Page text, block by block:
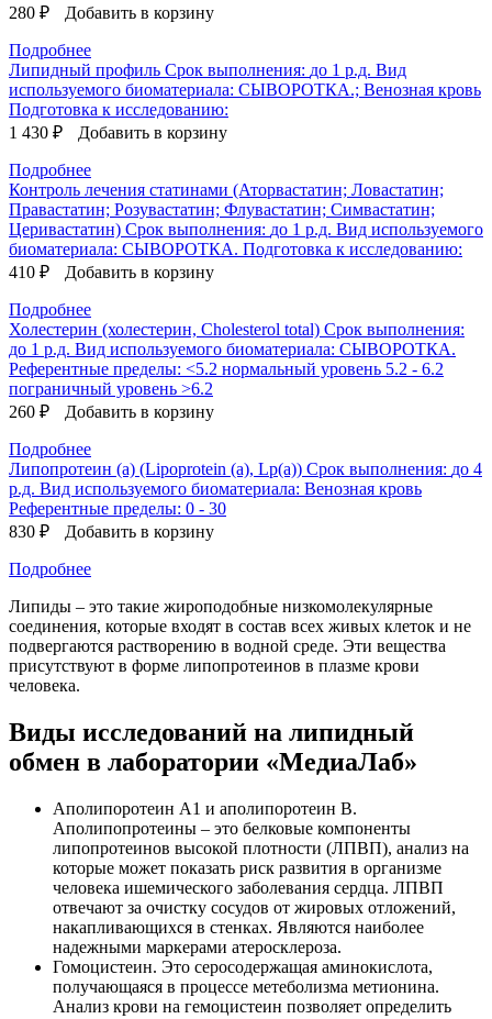
280 ₽
Добавить в корзину
Подробнее
Липидный профиль Срок выполнения: до 1 р.д. Вид
используемого биоматериала: СЫВОРОТКА.; Венозная кровь
Подготовка к исследованию:
1 430 ₽
Добавить в корзину
Подробнее
Контроль лечения статинами (Аторвастатин; Ловастатин;
Правастатин; Розувастатин; Флувастатин; Симвастатин;
Церивастатин) Срок выполнения: до 1 р.д. Вид используемого
биоматериала: СЫВОРОТКА. Подготовка к исследованию:
410 ₽
Добавить в корзину
Подробнее
Холестерин (холестерин, Cholesterol total) Срок выполнения:
до 1 р.д. Вид используемого биоматериала: СЫВОРОТКА.
Референтные пределы: <5.2 нормальный уровень 5.2 - 6.2
пограничный уровень >6.2
260 ₽
Добавить в корзину
Подробнее
Липопротеин (a) (Lipoprotein (a), Lp(a)) Срок выполнения: до 4
р.д. Вид используемого биоматериала: Венозная кровь
Референтные пределы: 0 - 30
830 ₽
Добавить в корзину
Подробнее
Липиды – это такие жироподобные низкомолекулярные
соединения, которые входят в состав всех живых клеток и не
подвергаются растворению в водной среде. Эти вещества
присутствуют в форме липопротеинов в плазме крови
человека.
Виды исследований на липидный
обмен в лаборатории «МедиаЛаб»
Аполипоротеин А1 и аполипоротеин В.
Аполипопротеины – это белковые компоненты
липопротеинов высокой плотности (ЛПВП), анализ на
которые может показать риск развития в организме
человека ишемического заболевания сердца. ЛПВП
отвечают за очистку сосудов от жировых отложений,
накапливающихся в стенках. Являются наиболее
надежными маркерами атеросклероза.
Гомоцистеин. Это серосодержащая аминокислота,
получающаяся в процессе метеболизма метионина.
Анализ крови на гемоцистеин позволяет определить